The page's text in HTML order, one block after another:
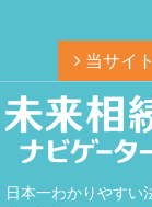
当サイ
日本一わかりやすい